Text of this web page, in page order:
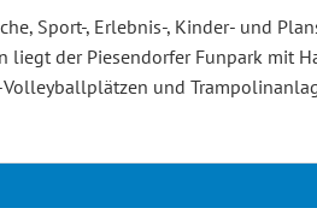
Sport-, Erlebnis-, Kinder- und
liegt der Piesendorfer Funpark mit
und